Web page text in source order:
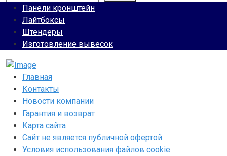
Панели кронштейн
Лайтбоксы
Штендеры
Изготовление вывесок
Главная
Контакты
Новости компании
Гарантия и возврат
Карта сайта
Сайт не является публичной офертой
Условия использования файлов cookie